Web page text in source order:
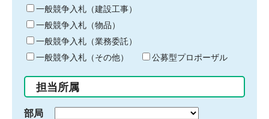
キ
ー
ワ
ー
ド
入
力
一般競争入札（建設工事）
一般競争入札（物品）
一般競争入札（業務委託）
一般競争入札（その他）
公募型プロポーザル
担当所属
部局